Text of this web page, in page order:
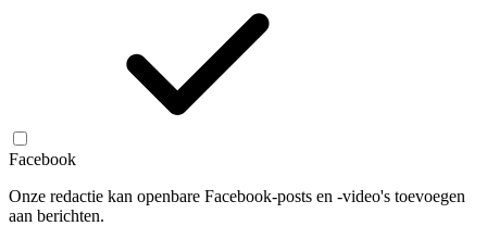
Facebook
Onze redactie kan openbare Facebook-posts en -video's toevoegen
aan berichten.